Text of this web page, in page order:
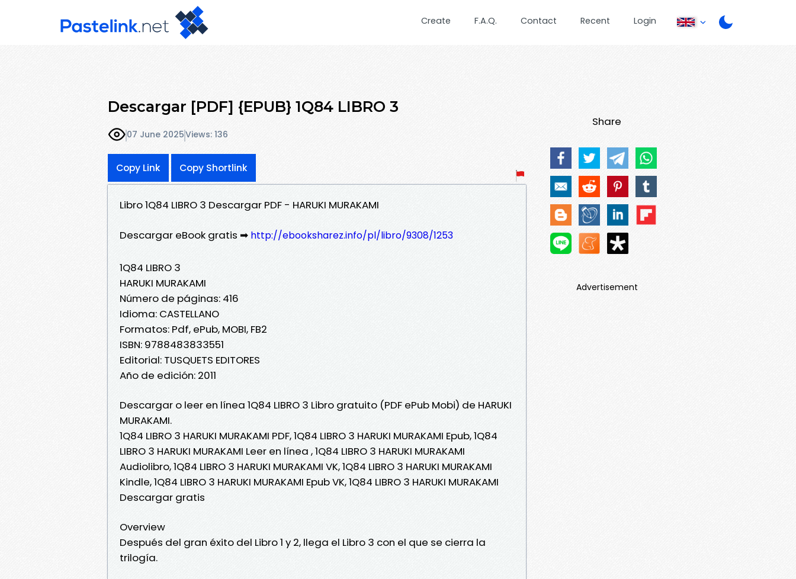
Create F.A.Q. Contact Recent Login
Descargar [PDF] {EPUB} 1Q84 LIBRO 3
07 June 2025Views: 136
Copy Link Copy Shortlink
Libro 1Q84 LIBRO 3 Descargar PDF - HARUKI MURAKAMI
Descargar eBook gratis ➡ http://ebooksharez.info/pl/libro/9308/1253
1Q84 LIBRO 3
HARUKI MURAKAMI
Número de páginas: 416
Idioma: CASTELLANO
Formatos: Pdf, ePub, MOBI, FB2
ISBN: 9788483833551
Editorial: TUSQUETS EDITORES
Año de edición: 2011
Descargar o leer en línea 1Q84 LIBRO 3 Libro gratuito (PDF ePub Mobi) de HARUKI
MURAKAMI.
1Q84 LIBRO 3 HARUKI MURAKAMI PDF, 1Q84 LIBRO 3 HARUKI MURAKAMI Epub, 1Q84
LIBRO 3 HARUKI MURAKAMI Leer en línea , 1Q84 LIBRO 3 HARUKI MURAKAMI
Audiolibro, 1Q84 LIBRO 3 HARUKI MURAKAMI VK, 1Q84 LIBRO 3 HARUKI MURAKAMI
Kindle, 1Q84 LIBRO 3 HARUKI MURAKAMI Epub VK, 1Q84 LIBRO 3 HARUKI MURAKAMI
Descargar gratis
Overview
Después del gran éxito del Libro 1 y 2, llega el Libro 3 con el que se cierra la
trilogía.
Share
Advertisement